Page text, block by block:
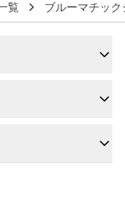
覧 ブルーマチッ